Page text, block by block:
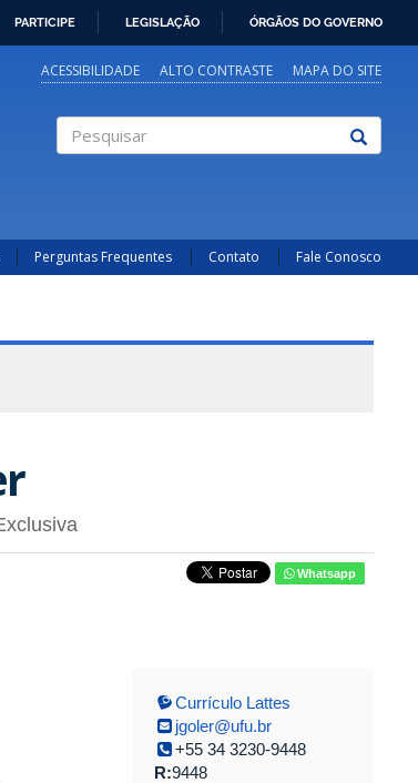
PARTICIPE LEGISLAÇÃO ÓRGÃOS DO GOVERNO
ACESSIBILIDADE ALTO CONTRASTE MAPA DO SITE
Perguntas Frequentes Contato Fale Conosco
Whatsapp
Currículo Lattes
jgoler@ufu.br
+55 34 3230-9448
R:9448